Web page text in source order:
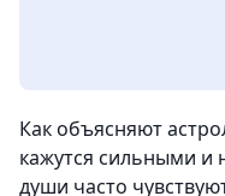
Как объясняют
кажутся сильными и
души часто